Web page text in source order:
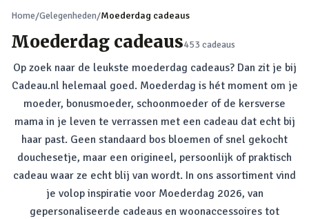
Home/Gelegenheden/Moederdag cadeaus
Moederdag cadeaus453 cadeaus
Op zoek naar de leukste moederdag cadeaus? Dan zit je bij
Cadeau.nl helemaal goed. Moederdag is hét moment om je
moeder, bonusmoeder, schoonmoeder of de kersverse
mama in je leven te verrassen met een cadeau dat echt bij
haar past. Geen standaard bos bloemen of snel gekocht
douchesetje, maar een origineel, persoonlijk of praktisch
cadeau waar ze echt blij van wordt. In ons assortiment vind
je volop inspiratie voor Moederdag 2026, van
gepersonaliseerde cadeaus en woonaccessoires tot